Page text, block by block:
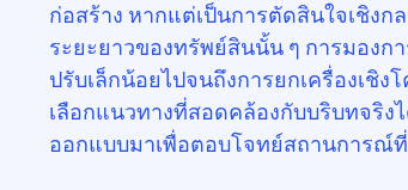
ก่อสร้าง หากแต่เป็นการตัดสินใจเชิง
ระยะยาวของทรัพย์สินนั้น ๆ การมองก
ปรับเล็กน้อยไปจนถึงการยกเครื่องเชิ
เลือกแนวทางที่สอดคล้องกับบริบทจริ
ออกแบบมาเพื่อตอบโจทย์สถานการณ์